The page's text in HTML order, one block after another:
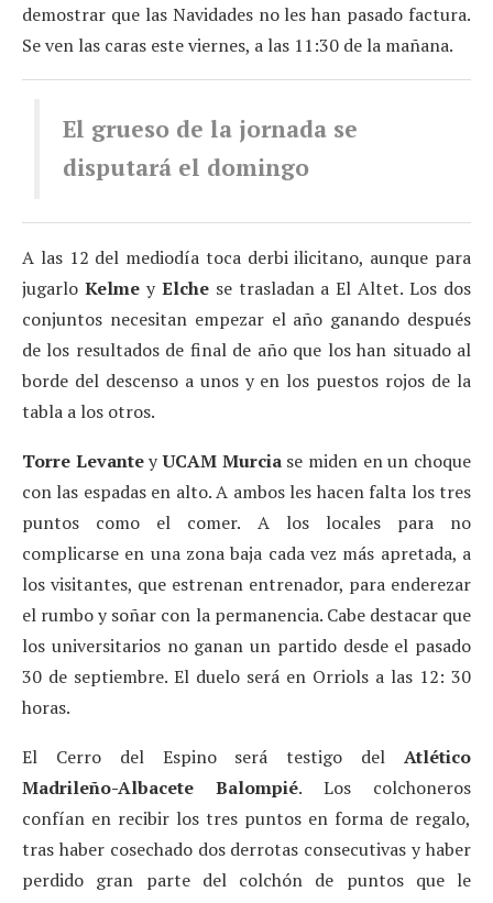
demostrar que las Navidades no les han pasado factura.
Se ven las caras este viernes, a las 11:30 de la mañana.
El grueso de la jornada se
disputará el domingo
A las 12 del mediodía toca derbi ilicitano, aunque para
jugarlo Kelmey Elchese trasladan a El Altet. Los dos
conjuntos necesitan empezar el año ganando después
de los resultados de final de año que los han situado al
borde del descenso a unos y en los puestos rojos de la
tabla a los otros.
Torre LevanteyUCAM Murciase miden en un choque
con las espadas en alto. A ambos les hacen falta los tres
puntos como el comer. A los locales para no
complicarse en una zona baja cada vez más apretada, a
los visitantes, que estrenan entrenador, para enderezar
el rumbo y soñar con la permanencia. Cabe destacar que
los universitarios no ganan un partido desde el pasado
30 de septiembre. El duelo será en Orriols a las 12: 30
horas.
El Cerro del Espino será testigo del Atlético
Madrileño-Albacete Balompié. Los colchoneros
confían en recibir los tres puntos en forma de regalo,
tras haber cosechado dos derrotas consecutivas y haber
perdido gran parte del colchón de puntos que le